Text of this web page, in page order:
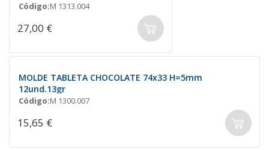
Código:M 1313.004
27,00 €
MOLDE TABLETA CHOCOLATE 74x33 H=5mm
12und.13gr
Código:M 1300.007
15,65 €